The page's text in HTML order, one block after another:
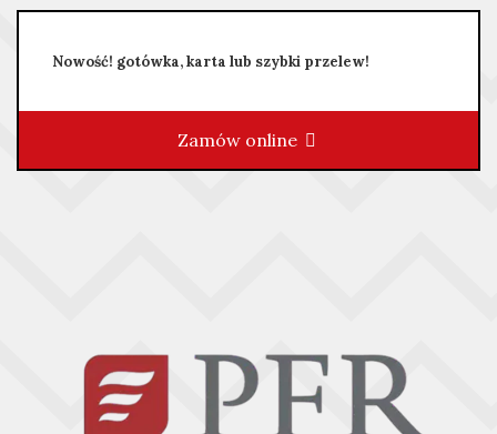
Nowość! gotówka, karta lub szybki przelew!
Zamów online